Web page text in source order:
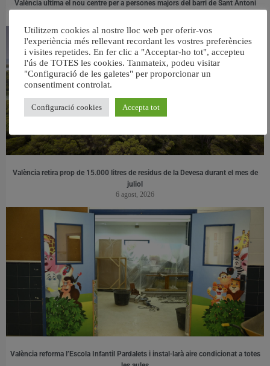
València ultima el nou centre per a persones majors del barri de Sant Antoni
València retira prop de 15.000 litres de residus de la Devesa durant el mes de
juliol
6 agost, 2026
València reforma l’Escola Infantil Pardalets i instal·larà aire condicionat a totes
Utilitzem cookies al nostre lloc web per oferir-vos
l'experiència més rellevant recordant les vostres preferències
i visites repetides. En fer clic a "Acceptar-ho tot", accepteu
l'ús de TOTES les cookies. Tanmateix, podeu visitar
"Configuració de les galetes" per proporcionar un
consentiment controlat.
Configuració cookies Accepta tot